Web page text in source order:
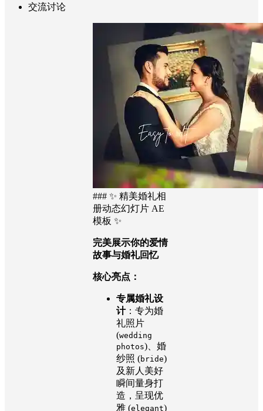
交流讨论
### ✨ 精美婚礼相
册动态幻灯片 AE
模板 ✨
完美展示你的爱情
故事与婚礼回忆
核心亮点：
专属婚礼设
计：专为婚
礼照片
(wedding
photos)、婚
纱照 (bride)
及新人美好
瞬间量身打
造，呈现优
雅 (elegant)